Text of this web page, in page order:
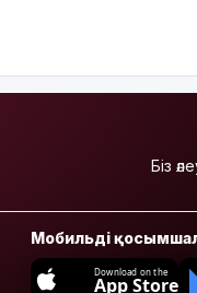
Біз
Мобильді
Download on the
App Store